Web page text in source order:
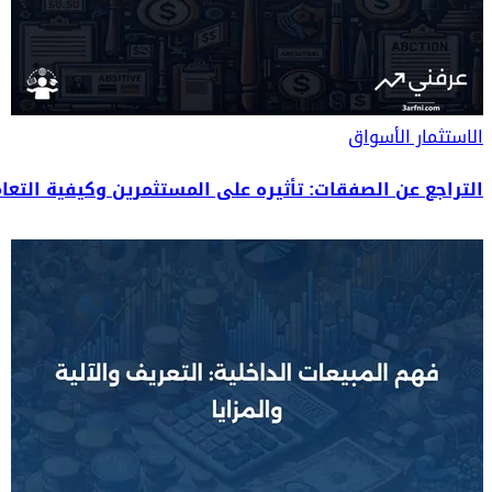
الاستثمارالأسواق
التراجع عن الصفقات: تأثيره على المستثمرين وكيفية